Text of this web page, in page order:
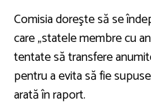
Comisia doreşte să se
care „statele membre cu
tentate să transfere
pentru a evita să fie
arată în raport.